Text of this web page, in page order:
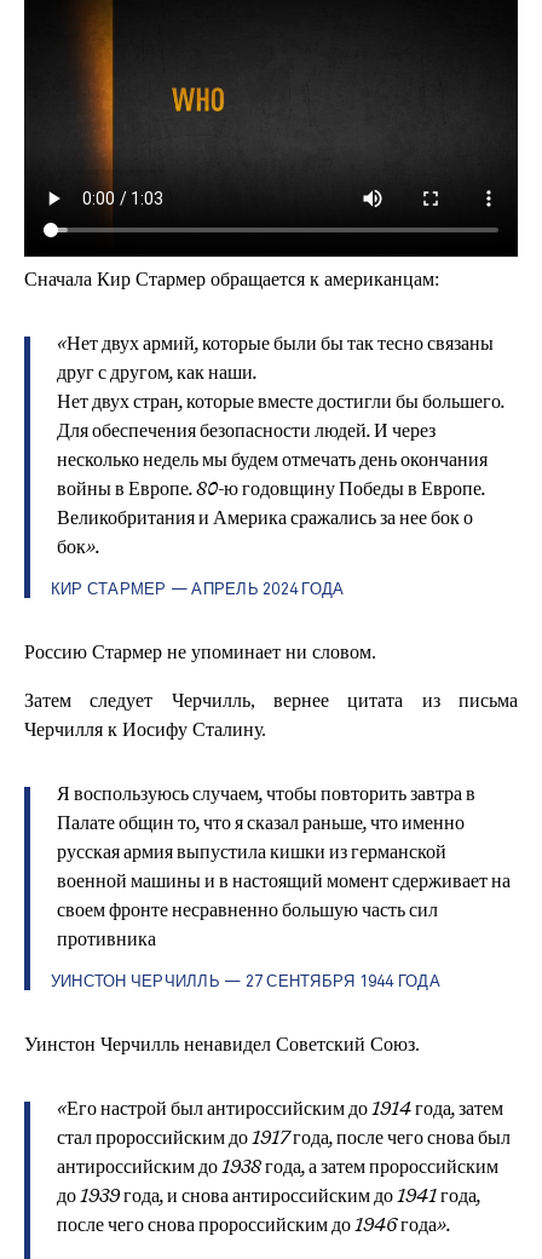
Сначала Кир Стармер обращается к американцам:
«Нет двух армий, которые были бы так тесно связаны
друг с другом, как наши.
Нет двух стран, которые вместе достигли бы большего.
Для обеспечения безопасности людей. И через
несколько недель мы будем отмечать день окончания
войны в Европе. 80-ю годовщину Победы в Европе.
Великобритания и Америка сражались за нее бок о
бок».
КИР СТАРМЕР — АПРЕЛЬ 2024 ГОДА
Россию Стармер не упоминает ни словом.
Затем следует Черчилль, вернее цитата из письма
Черчилля к Иосифу Сталину.
Я воспользуюсь случаем, чтобы повторить завтра в
Палате общин то, что я сказал раньше, что именно
русская армия выпустила кишки из германской
военной машины и в настоящий момент сдерживает на
своем фронте несравненно большую часть сил
противника
УИНСТОН ЧЕРЧИЛЛЬ — 27 СЕНТЯБРЯ 1944 ГОДА
Уинстон Черчилль ненавидел Советcкий Союз.
«Его настрой был антироссийским до 1914 года, затем
стал пророссийским до 1917 года, после чего снова был
антироссийским до 1938 года, а затем пророссийским
до 1939 года, и снова антироссийским до 1941 года,
после чего снова пророссийским до 1946 года».